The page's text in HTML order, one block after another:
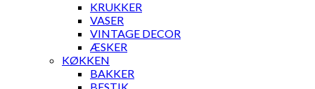
KRUKKER
VASER
VINTAGE DECOR
ÆSKER
KØKKEN
BAKKER